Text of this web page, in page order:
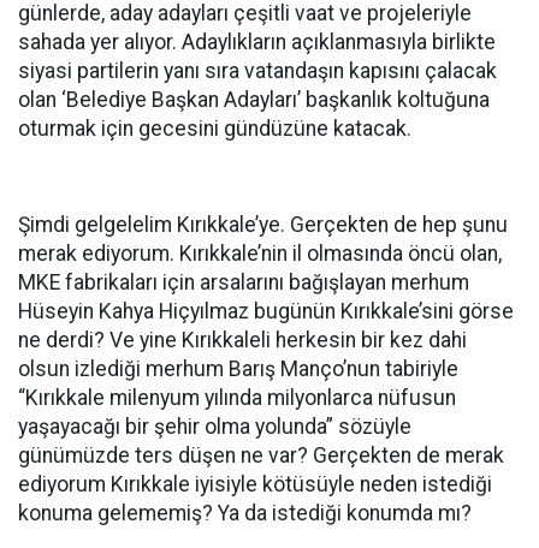
günlerde, aday adayları çeşitli vaat ve projeleriyle
sahada yer alıyor. Adaylıkların açıklanmasıyla birlikte
siyasi partilerin yanı sıra vatandaşın kapısını çalacak
olan ‘Belediye Başkan Adayları’ başkanlık koltuğuna
oturmak için gecesini gündüzüne katacak.
Şimdi gelgelelim Kırıkkale’ye. Gerçekten de hep şunu
merak ediyorum. Kırıkkale’nin il olmasında öncü olan,
MKE fabrikaları için arsalarını bağışlayan merhum
Hüseyin Kahya Hiçyılmaz bugünün Kırıkkale’sini görse
ne derdi? Ve yine Kırıkkaleli herkesin bir kez dahi
olsun izlediği merhum Barış Manço’nun tabiriyle
“Kırıkkale milenyum yılında milyonlarca nüfusun
yaşayacağı bir şehir olma yolunda” sözüyle
günümüzde ters düşen ne var? Gerçekten de merak
ediyorum Kırıkkale iyisiyle kötüsüyle neden istediği
konuma gelememiş? Ya da istediği konumda mı?